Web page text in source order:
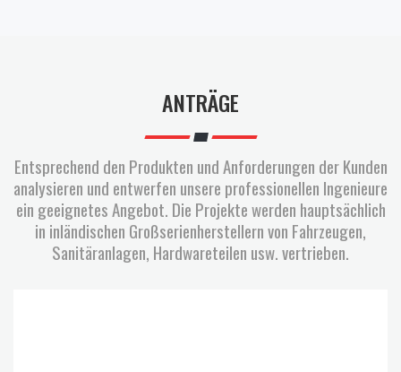
ANTRÄGE
Entsprechend den Produkten und Anforderungen der Kunden
analysieren und entwerfen unsere professionellen Ingenieure
ein geeignetes Angebot. Die Projekte werden hauptsächlich
in inländischen Großserienherstellern von Fahrzeugen,
Sanitäranlagen, Hardwareteilen usw. vertrieben.